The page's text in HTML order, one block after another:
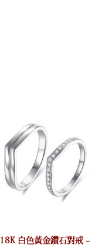
18K 白色黃金鑽石對戒 –